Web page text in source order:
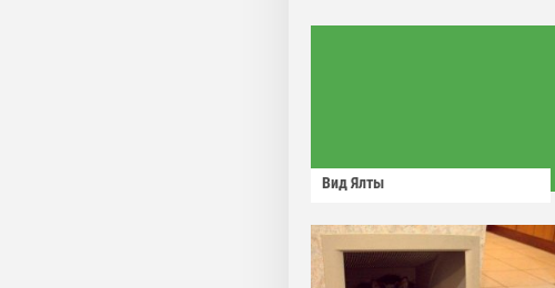
Вид Ялты